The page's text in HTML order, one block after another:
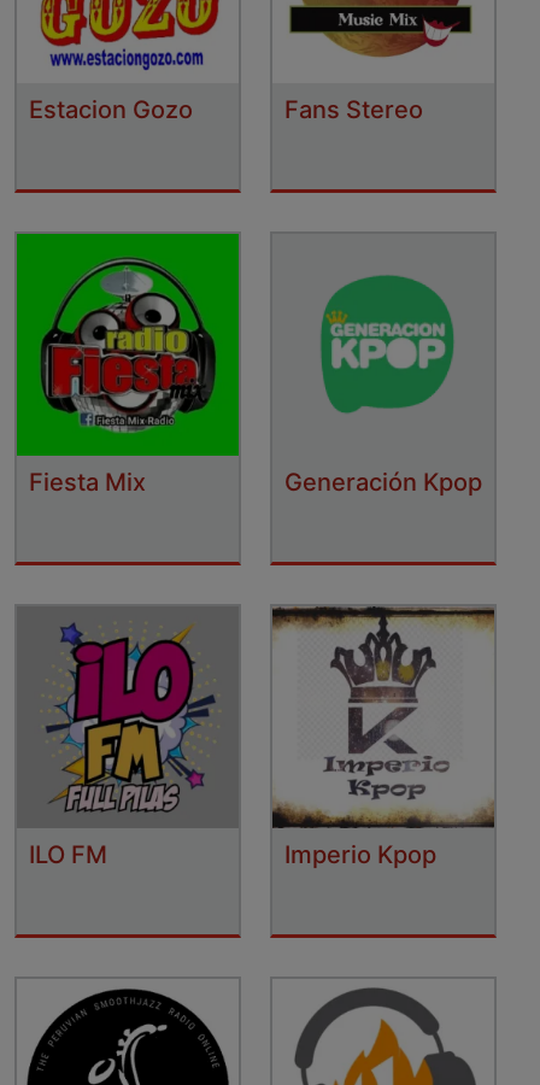
Estacion Gozo Fans Stereo
Fiesta Mix Generación Kpop
ILO FM Imperio Kpop